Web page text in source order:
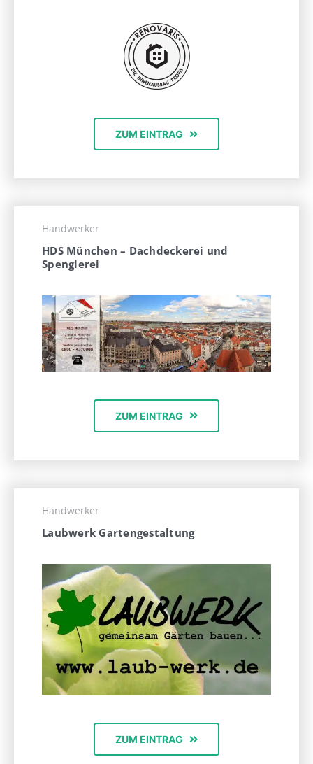
ZUM EINTRAG
Handwerker
HDS München – Dachdeckerei und
Spenglerei
ZUM EINTRAG
Handwerker
Laubwerk Gartengestaltung
ZUM EINTRAG